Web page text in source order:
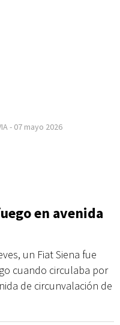
- 07 mayo 2026
en avenida
un Fiat Siena fue
cuando circulaba por
de circunvalación de